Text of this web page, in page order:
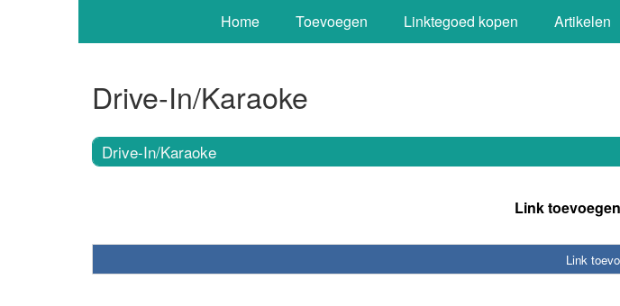
Home Toevoegen Linktegoed kopen Artikelen
Drive-In/Karaoke
Drive-In/Karaoke
Link toevoegen
Link